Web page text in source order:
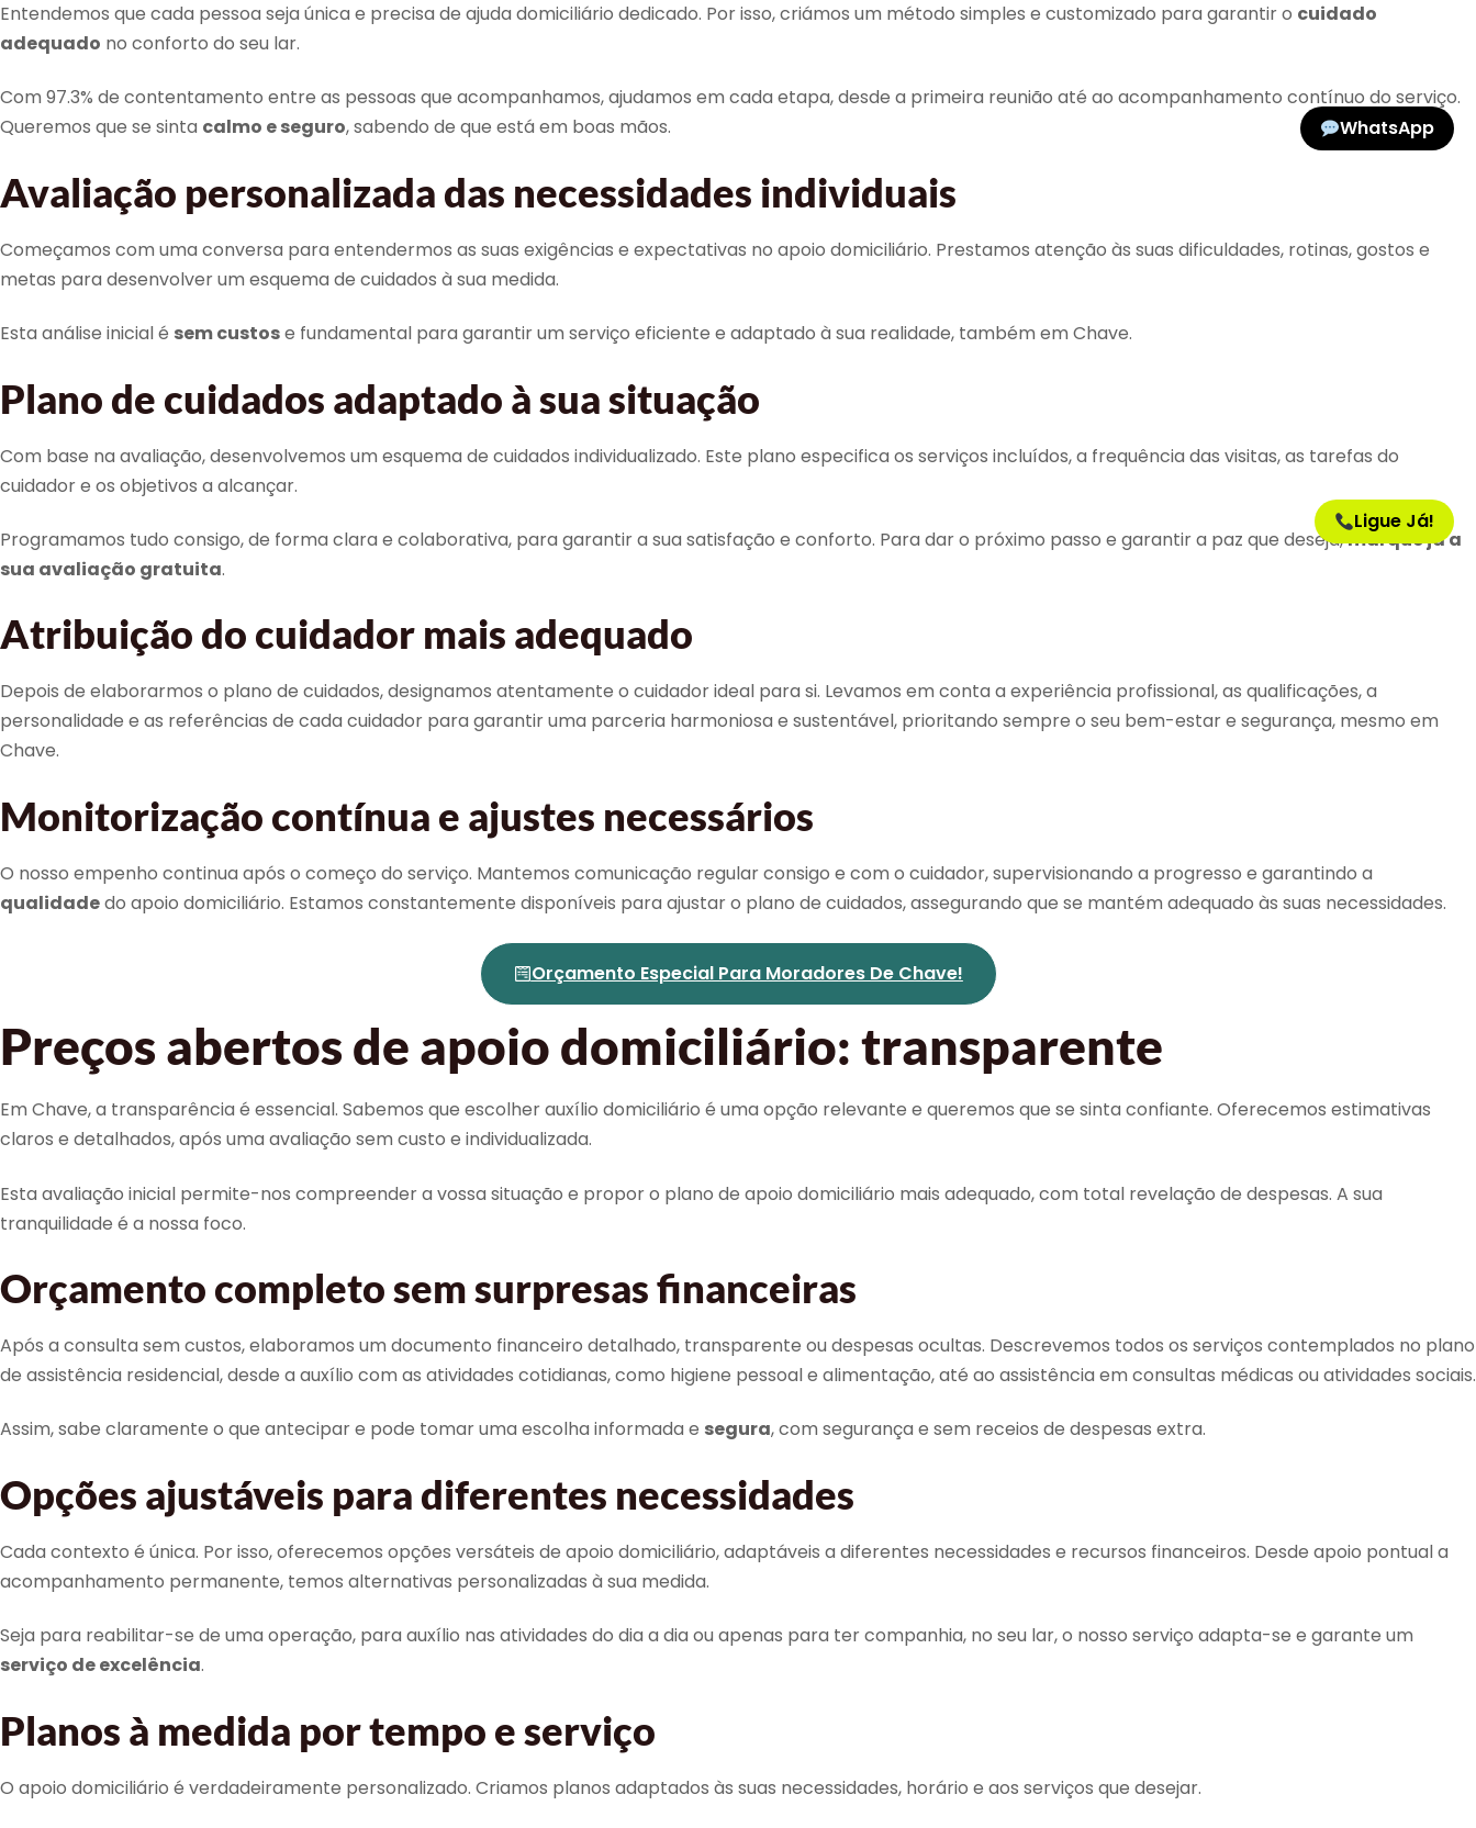
Entendemos que cada pessoa seja única e precisa de ajuda domiciliário dedicado. Por isso, criámos um método simples e customizado para garantir o cuidado
adequado no conforto do seu lar.
Com 97.3% de contentamento entre as pessoas que acompanhamos, ajudamos em cada etapa, desde a primeira reunião até ao acompanhamento contínuo do serviço.
Queremos que se sinta calmo e seguro, sabendo de que está em boas mãos.
Avaliação personalizada das necessidades individuais
Começamos com uma conversa para entendermos as suas exigências e expectativas no apoio domiciliário. Prestamos atenção às suas dificuldades, rotinas, gostos e
metas para desenvolver um esquema de cuidados à sua medida.
Esta análise inicial é sem custose fundamental para garantir um serviço eficiente e adaptado à sua realidade, também em Chave.
Plano de cuidados adaptado à sua situação
Com base na avaliação, desenvolvemos um esquema de cuidados individualizado. Este plano especifica os serviços incluídos, a frequência das visitas, as tarefas do
cuidador e os objetivos a alcançar.
Programamos tudo consigo, de forma clara e colaborativa, para garantir a sua satisfação e conforto. Para dar o próximo passo e garantir a paz que deseja,marque já a
sua avaliação gratuita.
Atribuição do cuidador mais adequado
Depois de elaborarmos o plano de cuidados, designamos atentamente o cuidador ideal para si. Levamos em conta a experiência profissional, as qualificações, a
personalidade e as referências de cada cuidador para garantir uma parceria harmoniosa e sustentável, prioritando sempre o seu bem-estar e segurança, mesmo em
Chave.
Monitorização contínua e ajustes necessários
O nosso empenho continua após o começo do serviço. Mantemos comunicação regular consigo e com o cuidador, supervisionando a progresso e garantindo a
qualidadedo apoio domiciliário. Estamos constantemente disponíveis para ajustar o plano de cuidados, assegurando que se mantém adequado às suas necessidades.
Orçamento Especial Para Moradores De Chave!
Preços abertos de apoio domiciliário: transparente
Em Chave, a transparência é essencial. Sabemos que escolher auxílio domiciliário é uma opção relevante e queremos que se sinta confiante. Oferecemos estimativas
claros e detalhados, após uma avaliação sem custo e individualizada.
Esta avaliação inicial permite-nos compreender a vossa situação e propor o plano de apoio domiciliário mais adequado, com total revelação de despesas. A sua
tranquilidade é a nossa foco.
Orçamento completo sem surpresas financeiras
Após a consulta sem custos, elaboramos um documento financeiro detalhado, transparente ou despesas ocultas. Descrevemos todos os serviços contemplados no plano
de assistência residencial, desde a auxílio com as atividades cotidianas, como higiene pessoal e alimentação, até ao assistência em consultas médicas ou atividades sociais.
Assim, sabe claramente o que antecipar e pode tomar uma escolha informada e segura, com segurança e sem receios de despesas extra.
Opções ajustáveis para diferentes necessidades
Cada contexto é única. Por isso, oferecemos opções versáteis de apoio domiciliário, adaptáveis a diferentes necessidades e recursos financeiros. Desde apoio pontual a
acompanhamento permanente, temos alternativas personalizadas à sua medida.
Seja para reabilitar-se de uma operação, para auxílio nas atividades do dia a dia ou apenas para ter companhia, no seu lar, o nosso serviço adapta-se e garante um
serviço de excelência.
Planos à medida por tempo e serviço
O apoio domiciliário é verdadeiramente personalizado. Criamos planos adaptados às suas necessidades, horário e aos serviços que desejar.
WhatsApp
Ligue Já!